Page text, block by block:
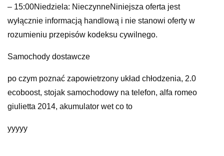
– 15:00Niedziela: NieczynneNiniejsza oferta jest
wyłącznie informacją handlową i nie stanowi oferty w
rozumieniu przepisów kodeksu cywilnego.
Samochody dostawcze
po czym poznać zapowietrzony układ chłodzenia, 2.0
ecoboost, stojak samochodowy na telefon, alfa romeo
giulietta 2014, akumulator wet co to
yyyyy